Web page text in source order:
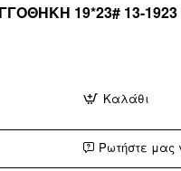
19*23# 13-1923
Καλάθι
Ρωτήστε μας